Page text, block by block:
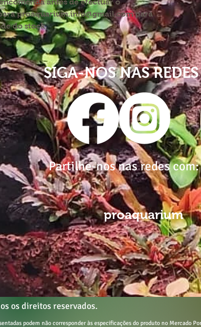
antes de efectuar o
proaquarium.info@gmail.com para
do stock.
SIGA-NOS NAS REDES
Partilhe-nos nas redes com:
proaquarium
os direitos reservados.
podem não corresponder às especificações do produto no Mercado